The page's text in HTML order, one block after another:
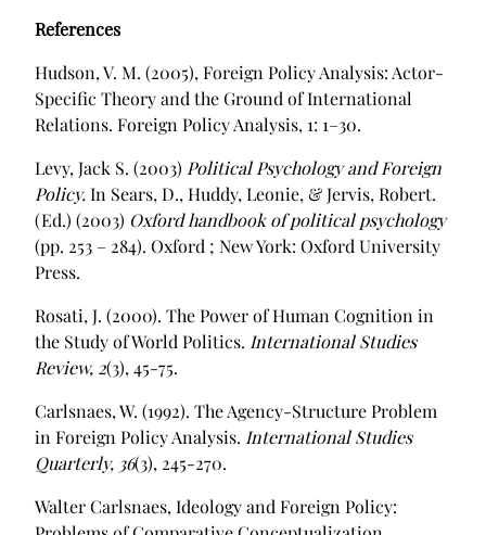
References
Hudson, V. M. (2005), Foreign Policy Analysis: Actor-
Specific Theory and the Ground of International
Relations. Foreign Policy Analysis, 1: 1–30.
Levy, Jack S. (2003) Political Psychology and Foreign
Policy.In Sears, D., Huddy, Leonie, & Jervis, Robert.
(Ed.) (2003) Oxford handbook of political psychology
(pp. 253 – 284). Oxford ; New York: Oxford University
Press.
Rosati, J. (2000). The Power of Human Cognition in
the Study of World Politics. International Studies
Review, 2(3), 45-75.
Carlsnaes, W. (1992). The Agency-Structure Problem
in Foreign Policy Analysis. International Studies
Quarterly, 36(3), 245-270.
Walter Carlsnaes, Ideology and Foreign Policy: